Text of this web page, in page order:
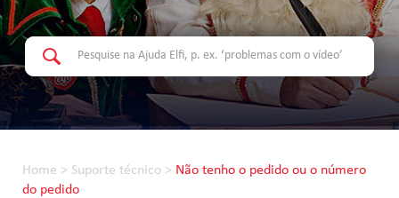
Home > Suporte técnico > Não tenho o pedido ou o número
do pedido